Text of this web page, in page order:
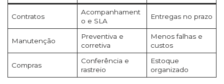
Contratos
Acompanhament
o e SLA
Entregas no prazo
Manutenção
Preventiva e
corretiva
Menos falhas e
custos
Compras
Conferência e
rastreio
Estoque
organizado